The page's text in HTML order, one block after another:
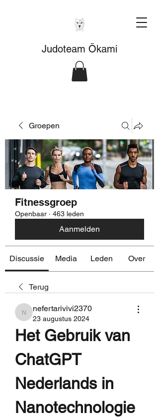
Judoteam Ōkami
Groepen
Fitnessgroep
Openbaar · 463 leden
Aanmelden
Discussie Media Leden Over
Terug
nefertarivivi2370
nefertarivivi2370
23 augustus 2024
Het Gebruik van
ChatGPT
Nederlands in
Nanotechnologie